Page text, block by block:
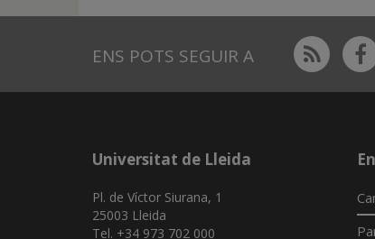
ENS POTS SEGUIR A Rss
Universitat de Lleida
Pl. de Víctor Siurana, 1
25003 Lleida
Tel. +34 973 702 000